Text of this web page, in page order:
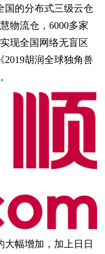
国的分布式三级云仓
物流仓，6000多家
现全国网络无盲区
2019胡润全球独角兽
大幅增加，加上日日